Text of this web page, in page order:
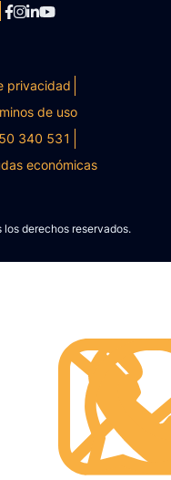
privacidad
de uso
340 531
económicas
derechos reservados.